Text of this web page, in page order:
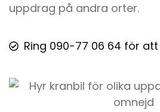
uppdrag på andra orter.
Ring 090-77 06 64 för